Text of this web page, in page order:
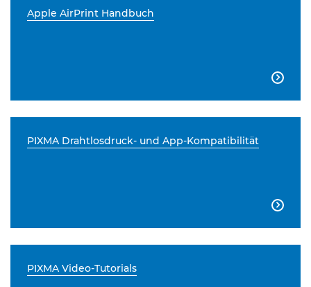
Apple AirPrint Handbuch

PIXMA Drahtlosdruck- und App-Kompatibilität

PIXMA Video-Tutorials